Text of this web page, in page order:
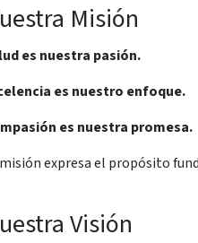
Misión
es nuestra pasión.
es nuestro enfoque.
es nuestra promesa.
expresa el propósito
Visión